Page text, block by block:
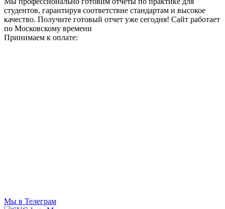
студентов, гарантируя соответствие стандартам и высокое
качество. Получите готовый отчет уже сегодня! Сайт работает
по Московскому времени
Принимаем к оплате:
Мы в Телеграм